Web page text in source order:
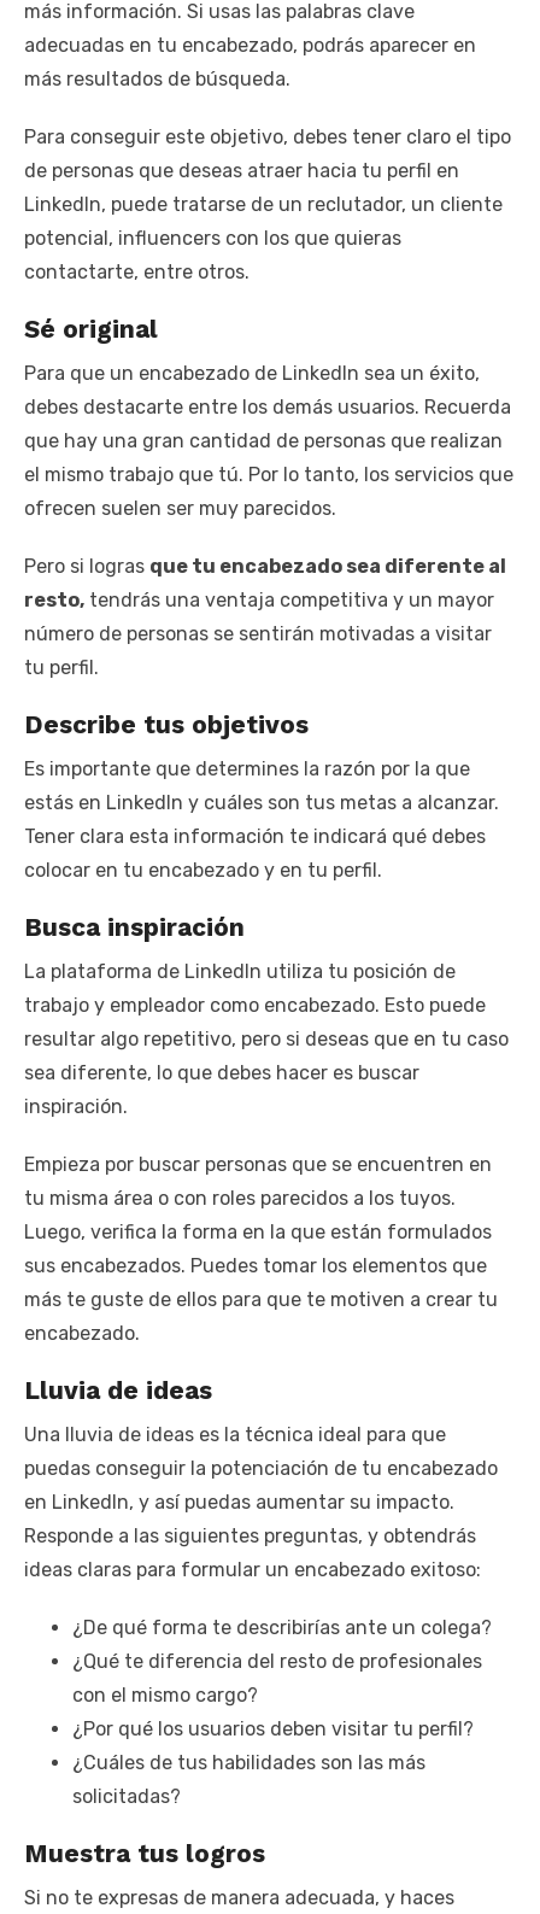
más información. Si usas las palabras clave
adecuadas en tu encabezado, podrás aparecer en
más resultados de búsqueda.
Para conseguir este objetivo, debes tener claro el tipo
de personas que deseas atraer hacia tu perfil en
Linkedln, puede tratarse de un reclutador, un cliente
potencial, influencers con los que quieras
contactarte, entre otros.
Sé original
Para que un encabezado de Linkedln sea un éxito,
debes destacarte entre los demás usuarios. Recuerda
que hay una gran cantidad de personas que realizan
el mismo trabajo que tú. Por lo tanto, los servicios que
ofrecen suelen ser muy parecidos.
Pero si logras que tu encabezado sea diferente al
resto, tendrás una ventaja competitiva y un mayor
número de personas se sentirán motivadas a visitar
tu perfil.
Describe tus objetivos
Es importante que determines la razón por la que
estás en LinkedIn y cuáles son tus metas a alcanzar.
Tener clara esta información te indicará qué debes
colocar en tu encabezado y en tu perfil.
Busca inspiración
La plataforma de LinkedIn utiliza tu posición de
trabajo y empleador como encabezado. Esto puede
resultar algo repetitivo, pero si deseas que en tu caso
sea diferente, lo que debes hacer es buscar
inspiración.
Empieza por buscar personas que se encuentren en
tu misma área o con roles parecidos a los tuyos.
Luego, verifica la forma en la que están formulados
sus encabezados. Puedes tomar los elementos que
más te guste de ellos para que te motiven a crear tu
encabezado.
Lluvia de ideas
Una lluvia de ideas es la técnica ideal para que
puedas conseguir la potenciación de tu encabezado
en LinkedIn, y así puedas aumentar su impacto.
Responde a las siguientes preguntas, y obtendrás
ideas claras para formular un encabezado exitoso:
¿De qué forma te describirías ante un colega?
¿Qué te diferencia del resto de profesionales
con el mismo cargo?
¿Por qué los usuarios deben visitar tu perfil?
¿Cuáles de tus habilidades son las más
solicitadas?
Muestra tus logros
Si no te expresas de manera adecuada, y haces